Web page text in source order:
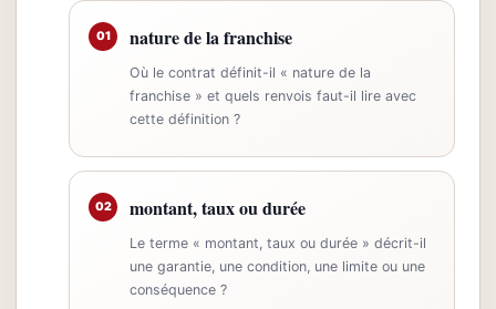
01 nature de la franchise
Où le contrat définit-il « nature de la
franchise » et quels renvois faut-il lire avec
cette définition ?
02 montant, taux ou durée
Le terme « montant, taux ou durée » décrit-il
une garantie, une condition, une limite ou une
conséquence ?